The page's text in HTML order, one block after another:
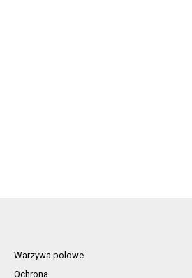
Warzywa polowe
Ochrona